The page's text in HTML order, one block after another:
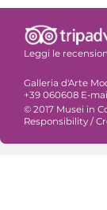
Leggi le
Galleria d'Arte
+39 060608 E-
© 2017 Musei in
Responsibility /